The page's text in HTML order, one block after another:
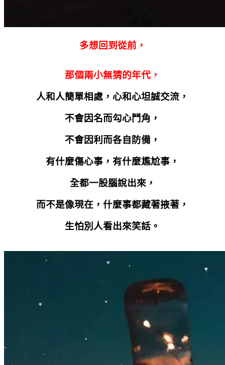
多想回到從前，
那個兩小無猜的年代，
人和人簡單相處，心和心坦誠交流，
不會因名而勾心鬥角，
不會因利而各自防備，
有什麼傷心事，有什麼尷尬事，
全都一股腦說出來，
而不是像現在，什麼事都藏著掖著，
生怕別人看出來笑話。